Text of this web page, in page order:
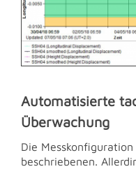
Automatisierte
Überwachung
Die
beschriebenen.